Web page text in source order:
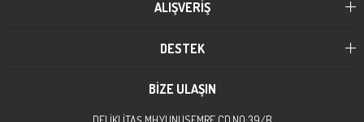
ALIŞVERİŞ
DESTEK
BİZE ULAŞIN